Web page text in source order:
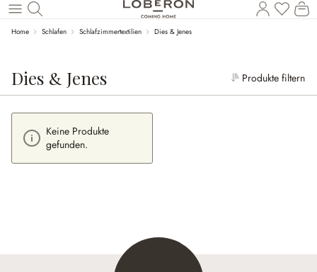
Zum Hauptinhalt springen
Home Schlafen Schlafzimmertextilien Dies & Jenes
Dies & Jenes Produkte filtern
Keine Produkte
gefunden.